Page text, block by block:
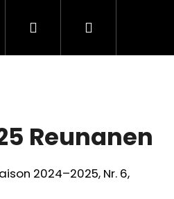
Login Warenkorb
Reunanen
2024–2025, Nr. 6,